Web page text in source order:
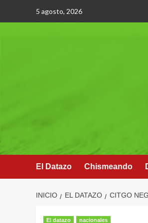
5 agosto, 2026
El Datazo Chismeando
INICIO EL DATAZO CITGO
El datazo nacionales